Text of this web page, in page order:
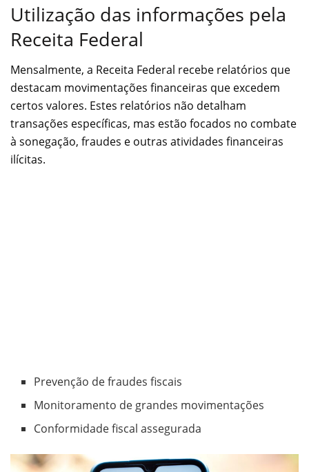
Utilização das informações pela
Receita Federal
Mensalmente, a Receita Federal recebe relatórios que
destacam movimentações financeiras que excedem
certos valores. Estes relatórios não detalham
transações específicas, mas estão focados no combate
à sonegação, fraudes e outras atividades financeiras
ilícitas.
Prevenção de fraudes fiscais
Monitoramento de grandes movimentações
Conformidade fiscal assegurada